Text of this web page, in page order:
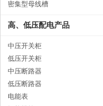
密集型母线槽
高、低压配电产品
中压开关柜
低压开关柜
中压断路器
低压断路器
电能表